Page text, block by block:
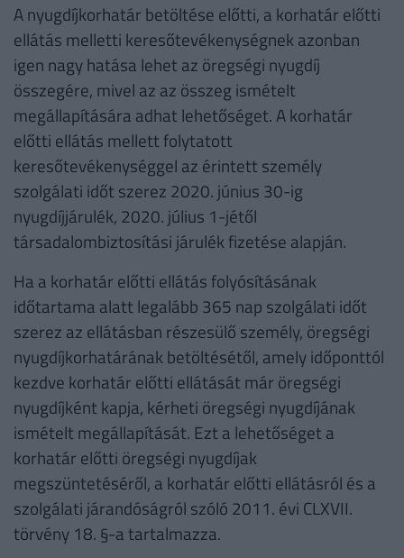
A nyugdíjkorhatár betöltése előtti, a korhatár előtti
ellátás melletti keresőtevékenységnek azonban
igen nagy hatása lehet az öregségi nyugdíj
összegére, mivel az az összeg ismételt
megállapítására adhat lehetőséget. A korhatár
előtti ellátás mellett folytatott
keresőtevékenységgel az érintett személy
szolgálati időt szerez 2020. június 30-ig
nyugdíjjárulék, 2020. július 1-jétől
társadalombiztosítási járulék fizetése alapján.
Ha a korhatár előtti ellátás folyósításának
időtartama alatt legalább 365 nap szolgálati időt
szerez az ellátásban részesülő személy, öregségi
nyugdíjkorhatárának betöltésétől, amely időponttól
kezdve korhatár előtti ellátását már öregségi
nyugdíjként kapja, kérheti öregségi nyugdíjának
ismételt megállapítását. Ezt a lehetőséget a
korhatár előtti öregségi nyugdíjak
megszüntetéséről, a korhatár előtti ellátásról és a
szolgálati járandóságról szóló 2011. évi CLXVII.
törvény 18. §-a tartalmazza.